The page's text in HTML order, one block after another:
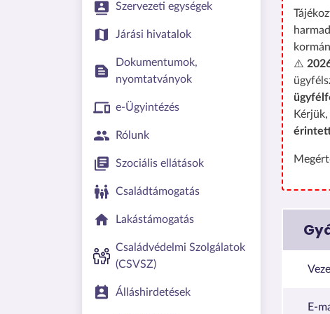
Szervezeti egységek
Járási hivatalok
Dokumentumok,
nyomtatványok
e-Ügyintézés
Rólunk
Szociális ellátások
Családtámogatás
Lakástámogatás
Családvédelmi Szolgálatok
(CSVSZ)
Álláshirdetések
⚠️
E-